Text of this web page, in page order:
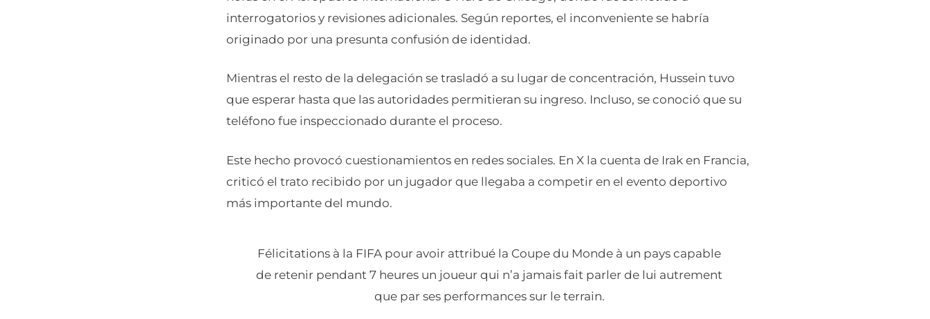
interrogatorios y revisiones adicionales. Según reportes, el inconveniente se habría
originado por una presunta confusión de identidad.
Mientras el resto de la delegación se trasladó a su lugar de concentración, Hussein tuvo
que esperar hasta que las autoridades permitieran su ingreso. Incluso, se conoció que su
teléfono fue inspeccionado durante el proceso.
Este hecho provocó cuestionamientos en redes sociales. En X la cuenta de Irak en Francia,
criticó el trato recibido por un jugador que llegaba a competir en el evento deportivo
más importante del mundo.
Félicitations à la FIFA pour avoir attribué la Coupe du Monde à un pays capable
de retenir pendant 7 heures un joueur qui n’a jamais fait parler de lui autrement
que par ses performances sur le terrain.